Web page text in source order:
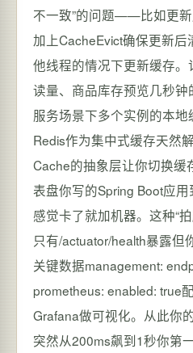
不一致”的问题——比如更新
加上CacheEvict确保更新
他线程的情况下更新缓存。
读量、商品库存预览几秒
服务场景下多个实例的本
Redis作为集中式缓存天然
Cache的抽象层让你切换
表盘你写的Spring Boot应
感觉卡了就加机器。这种“
只有/actuator/health暴露
关键数据management:
prometheus: enabled: true
Grafana做可视化。从此你
突然从200ms飙到1秒你第